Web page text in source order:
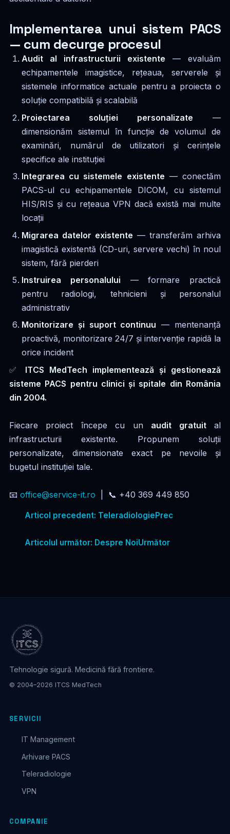
Implementarea unui sistem PACS
— cum decurge procesul
Audit al infrastructurii existente — evaluăm
echipamentele imagistice, rețeaua, serverele și
sistemele informatice actuale pentru a proiecta o
soluție compatibilă și scalabilă
Proiectarea soluției personalizate —
dimensionăm sistemul în funcție de volumul de
examinări, numărul de utilizatori și cerințele
specifice ale instituției
Integrarea cu sistemele existente — conectăm
PACS-ul cu echipamentele DICOM, cu sistemul
HIS/RIS și cu rețeaua VPN dacă există mai multe
locații
Migrarea datelor existente — transferăm arhiva
imagistică existentă (CD-uri, servere vechi) în noul
sistem, fără pierderi
Instruirea personalului — formare practică
pentru radiologi, tehnicieni și personalul
administrativ
Monitorizare și suport continuu — mentenanță
proactivă, monitorizare 24/7 și intervenție rapidă la
orice incident
✅ ITCS MedTech implementează și gestionează
sisteme PACS pentru clinici și spitale din România
din 2004.
Fiecare proiect începe cu un audit gratuital
infrastructurii existente. Propunem soluții
personalizate, dimensionate exact pe nevoile și
bugetul instituției tale.
📧 office@service-it.ro | 📞 +40 369 449 850
Articol precedent: TeleradiologiePrec
Articolul următor: Despre NoiUrmător
Tehnologie sigură. Medicină fără frontiere.
© 2004–2026 ITCS MedTech
SERVICII
IT Management
Arhivare PACS
Teleradiologie
VPN
COMPANIE